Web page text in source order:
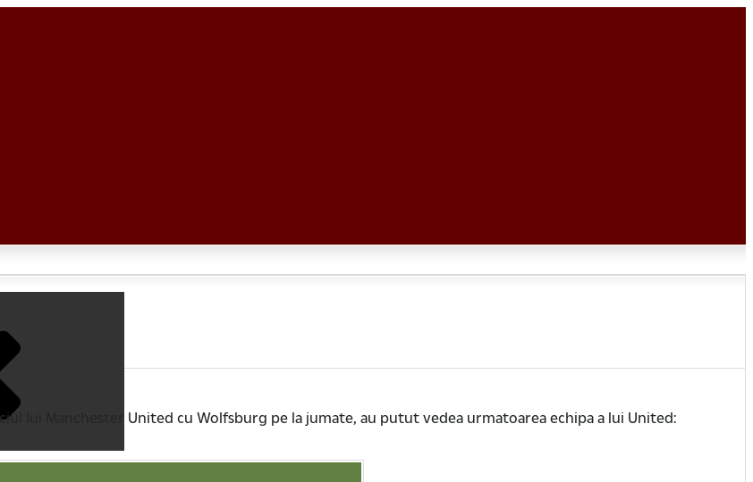
lui Manchester United cu Wolfsburg pe la jumate, au putut vedea urmatoarea echipa a lui United: